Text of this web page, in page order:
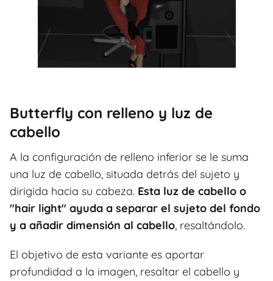
Butterfly con relleno y luz de
cabello
A la configuración de relleno inferior se le suma
una luz de cabello, situada detrás del sujeto y
dirigida hacia su cabeza. Esta luz de cabello o
"hair light" ayuda a separar el sujeto del fondo
y a añadir dimensión al cabello, resaltándolo.
El objetivo de esta variante es aportar
profundidad a la imagen, resaltar el cabello y